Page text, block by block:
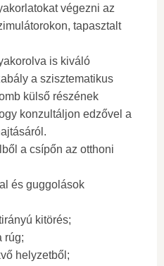
végezni az
tapasztalt
is kiváló
a szisztematikus
külső részének
konzultáljon edzővel a
a csípőn az otthoni
és guggolások
kitörés;
rúg;
helyzetből;